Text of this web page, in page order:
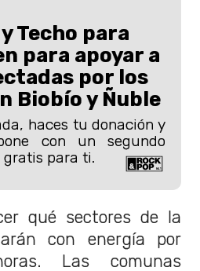
Techo para
para apoyar a
por los
Biobío y Ñuble
haces tu donación y
con un segundo
para ti.
qué sectores de la
con energía por
Las comunas